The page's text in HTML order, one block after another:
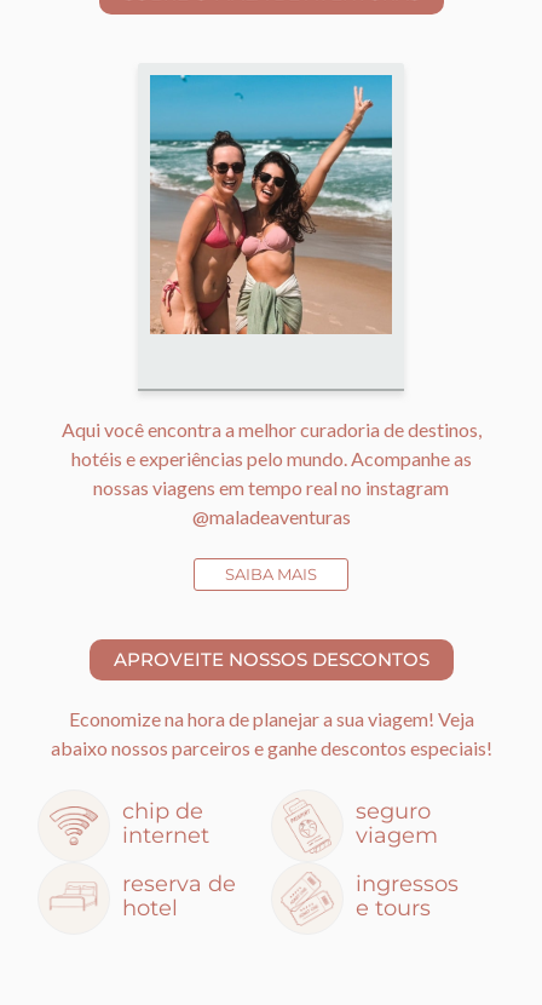
Aqui você encontra a melhor curadoria de destinos,
hotéis e experiências pelo mundo. Acompanhe as
nossas viagens em tempo real no instagram
@maladeaventuras
SAIBA MAIS
Economize na hora de planejar a sua viagem! Veja
abaixo nossos parceiros e ganhe descontos especiais!
chip de
internet
seguro
viagem
reserva de
hotel
ingressos
e tours